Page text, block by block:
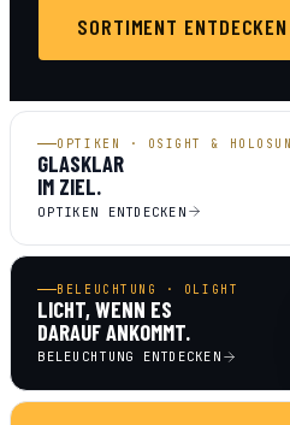
SORTIMENT ENTDECKEN
OPTIKEN · OSIGHT & HOLOSUN
GLASKLAR
IM ZIEL.
OPTIKEN ENTDECKEN
BELEUCHTUNG · OLIGHT
LICHT, WENN ES
DARAUF ANKOMMT.
BELEUCHTUNG ENTDECKEN